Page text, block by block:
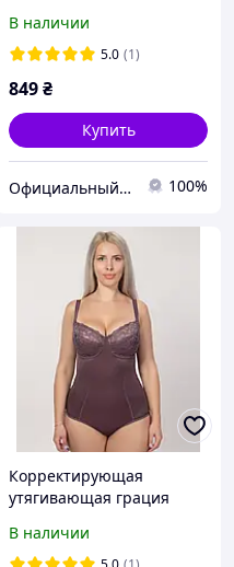
Марсала, 80D
В наличии
5.0 (1)
849₴
Купить
Официальный интернет магазин Сосницкой фабрики нижнего белья "ELITA" 100%
Корректирующая
утягивающая грация
Какао, 80E
В наличии